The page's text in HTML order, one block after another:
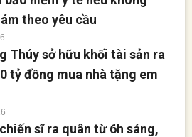
theo yêu cầu
Thúy sở hữu khối tài sản ra
tỷ đồng mua nhà tặng em
sĩ ra quân từ 6h sáng,